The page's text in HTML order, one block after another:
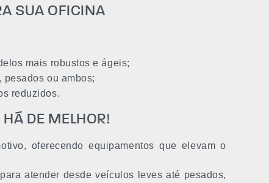
SUA OFICINA
mais robustos e ágeis;
ou ambos;
reduzidos.
DE MELHOR!
oferecendo equipamentos que elevam o
atender desde veículos leves até pesados,